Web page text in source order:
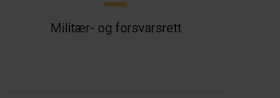
Militær- og forsvarsrett